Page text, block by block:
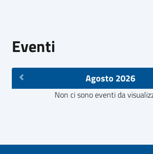
Eventi
Agosto 2026
Non ci sono eventi da